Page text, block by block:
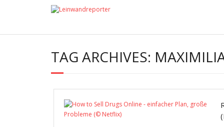
TAG ARCHIVES: